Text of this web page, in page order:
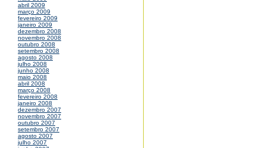
abril 2009
março 2009
fevereiro 2009
janeiro 2009
dezembro 2008
novembro 2008
outubro 2008
setembro 2008
agosto 2008
julho 2008
junho 2008
maio 2008
abril 2008
março 2008
fevereiro 2008
janeiro 2008
dezembro 2007
novembro 2007
outubro 2007
setembro 2007
agosto 2007
julho 2007